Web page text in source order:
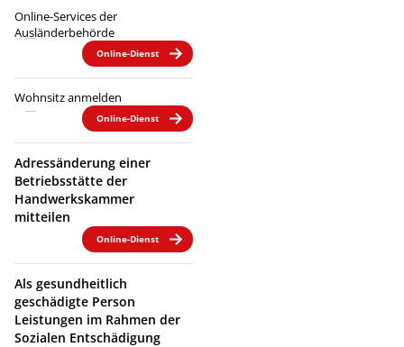
Online-Services der
Ausländerbehörde
Online-Dienst
Wohnsitz anmelden
Online-Dienst
Adressänderung einer
Betriebsstätte der
Handwerkskammer
mitteilen
Online-Dienst
Als gesundheitlich
geschädigte Person
Leistungen im Rahmen der
Sozialen Entschädigung